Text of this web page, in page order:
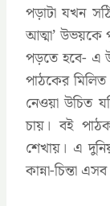
পড়াটা যখন
আত্মা’ উভয়কে
পড়তে হবে- এ
পাঠকের
নেওয়া উচিত
চায়। বই
শেখায়। এ
কান্না-চিন্তা